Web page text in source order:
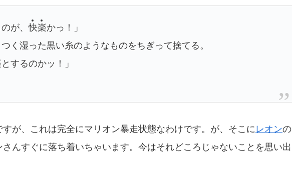
が、快楽かっ！」
く湿った黒い糸のようなものをちぎって捨てる。
するのかッ！」
が、これは完全にマリオン暴走状態なわけです。が、そこに レオンの
んすぐに落ち着いちゃいます。今はそれどころじゃないことを思い出